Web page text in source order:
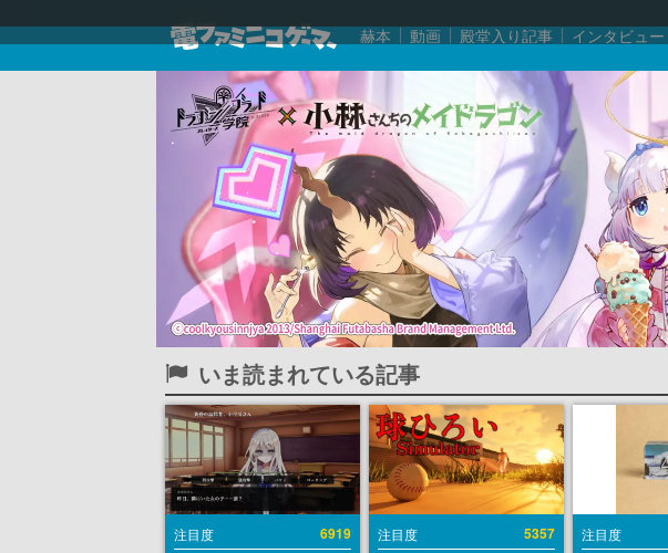
赫本 動画 殿堂入り記事 インタビュー
いま読まれている記事
注目度 6919 注目度 5357 注目度